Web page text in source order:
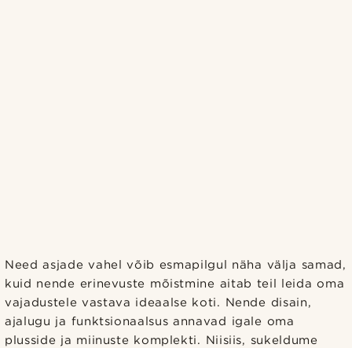
Need asjade vahel võib esmapilgul näha välja samad,
kuid nende erinevuste mõistmine aitab teil leida oma
vajadustele vastava ideaalse koti. Nende disain,
ajalugu ja funktsionaalsus annavad igale oma
plusside ja miinuste komplekti. Niisiis, sukeldume